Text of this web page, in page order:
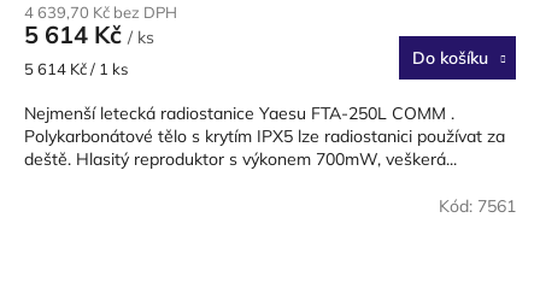
4 639,70 Kč bez DPH
5 614 Kč / ks
Měrná
5 614 Kč / 1 ks Do košíku
Nejmenší letecká radiostanice Yaesu FTA-250L COMM .
Polykarbonátové tělo s krytím IPX5 lze radiostanici používat za
deště. Hlasitý reproduktor s výkonem 700mW, veškerá...
Kód: 7561